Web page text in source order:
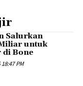
Salurkan
untuk
Bone
PM